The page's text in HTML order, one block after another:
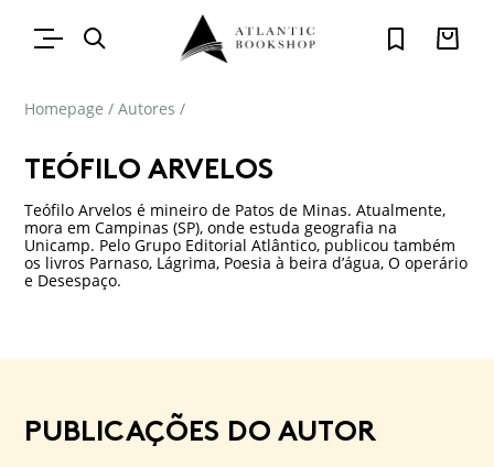
Homepage / Autores /
TEÓFILO ARVELOS
Teófilo Arvelos é mineiro de Patos de Minas. Atualmente,
mora em Campinas (SP), onde estuda geografia na
Unicamp. Pelo Grupo Editorial Atlântico, publicou também
os livros Parnaso, Lágrima, Poesia à beira d’água, O operário
e Desespaço.
PUBLICAÇÕES DO AUTOR